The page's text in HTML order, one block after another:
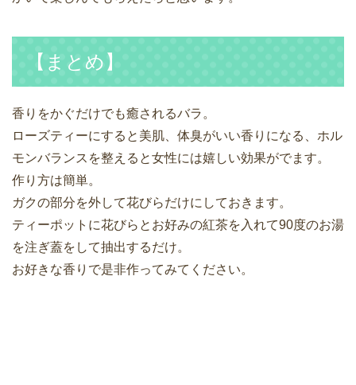
【まとめ】
香りをかぐだけでも癒されるバラ。
ローズティーにすると美肌、体臭がいい香りになる、ホル
モンバランスを整えると女性には嬉しい効果がでます。
作り方は簡単。
ガクの部分を外して花びらだけにしておきます。
ティーポットに花びらとお好みの紅茶を入れて90度のお湯
を注ぎ蓋をして抽出するだけ。
お好きな香りで是非作ってみてください。